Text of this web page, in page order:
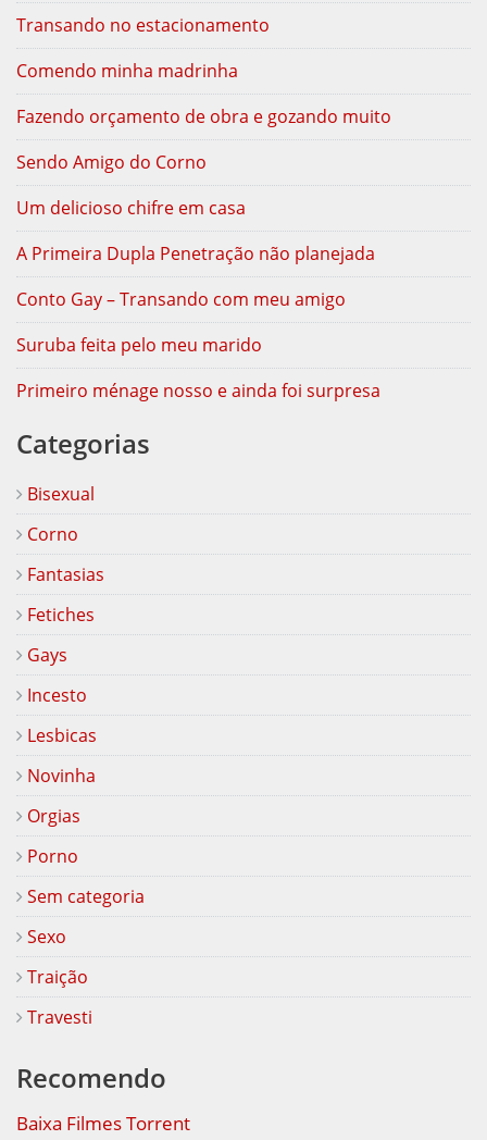
Transando no estacionamento
Comendo minha madrinha
Fazendo orçamento de obra e gozando muito
Sendo Amigo do Corno
Um delicioso chifre em casa
A Primeira Dupla Penetração não planejada
Conto Gay – Transando com meu amigo
Suruba feita pelo meu marido
Primeiro ménage nosso e ainda foi surpresa
Categorias
Bisexual
Corno
Fantasias
Fetiches
Gays
Incesto
Lesbicas
Novinha
Orgias
Porno
Sem categoria
Sexo
Traição
Travesti
Recomendo
Baixa Filmes Torrent